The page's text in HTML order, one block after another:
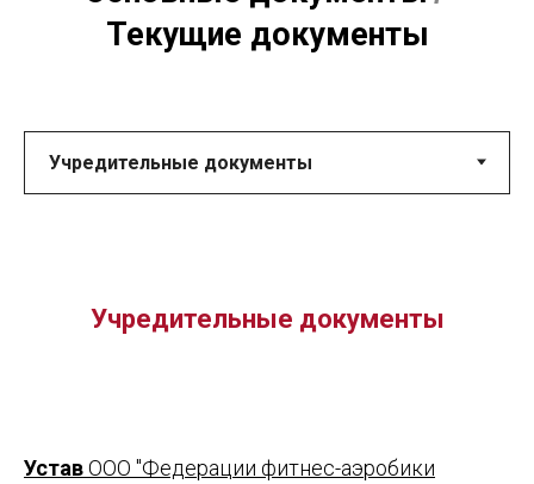
Текущие документы
Учредительные документы
УставООО "Федерации фитнес-аэробики